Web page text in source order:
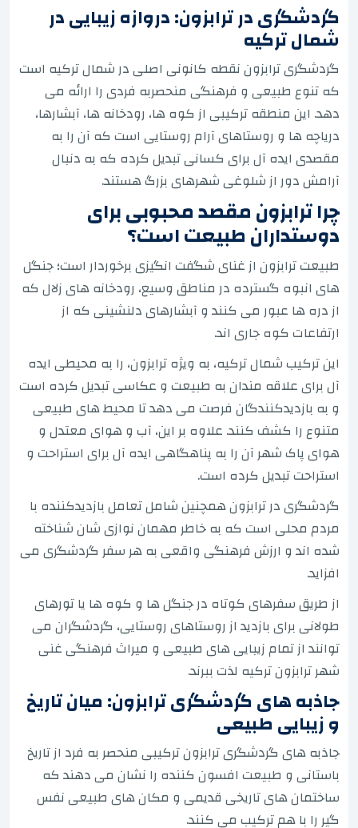
گردشگری در ترابزون: دروازه زیبایی در
شمال ترکیه
گردشگری ترابزون نقطه کانونی اصلی در شمال ترکیه است
که تنوع طبیعی و فرهنگی منحصربه فردی را ارائه می
دهد. این منطقه ترکیبی از کوه ها، رودخانه ها، آبشارها،
دریاچه ها و روستاهای آرام روستایی است که آن را به
مقصدی ایده آل برای کسانی تبدیل کرده که به دنبال
آرامش دور از شلوغی شهرهای بزرگ هستند.
چرا ترابزون مقصد محبوبی برای
دوستداران طبیعت است؟
طبیعت ترابزون از غنای شگفت انگیزی برخوردار است؛ جنگل
های انبوه گسترده در مناطق وسیع، رودخانه های زلال که
از دره ها عبور می کنند و آبشارهای دلنشینی که از
ارتفاعات کوه جاری اند.
این ترکیب شمال ترکیه، به ویژه ترابزون، را به محیطی ایده
آل برای علاقه مندان به طبیعت و عکاسی تبدیل کرده است
و به بازدیدکنندگان فرصت می دهد تا محیط های طبیعی
متنوع را کشف کنند. علاوه بر این، آب و هوای معتدل و
هوای پاک شهر آن را به پناهگاهی ایده آل برای استراحت و
استراحت تبدیل کرده است.
گردشگری در ترابزون همچنین شامل تعامل بازدیدکننده با
مردم محلی است که به خاطر مهمان نوازی شان شناخته
شده اند و ارزش فرهنگی واقعی به هر سفر گردشگری می
افزاید.
از طریق سفرهای کوتاه در جنگل ها و کوه ها یا تورهای
طولانی برای بازدید از روستاهای روستایی، گردشگران می
توانند از تمام زیبایی های طبیعی و میراث فرهنگی غنی
شهر ترابزون ترکیه لذت ببرند.
جاذبه های گردشگری ترابزون: میان تاریخ
و زیبایی طبیعی
جاذبه های گردشگری ترابزون ترکیبی منحصر به فرد از تاریخ
باستانی و طبیعت افسون کننده را نشان می دهند که
ساختمان های تاریخی قدیمی و مکان های طبیعی نفس
گیر را با هم ترکیب می کنند.